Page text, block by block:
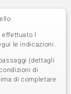
effettuato l
le indicazioni.
(dettagli
di
di completare